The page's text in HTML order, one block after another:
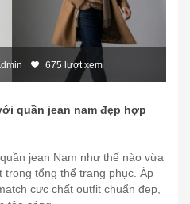
675 lượt xem
quần jean nam đẹp hợp
jean Nam như thế nào vừa
trong tổng thể trang phục. Áp
cực chất outfit chuẩn đẹp,